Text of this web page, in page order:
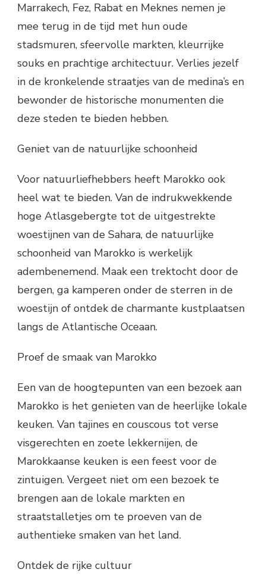
Marrakech, Fez, Rabat en Meknes nemen je
mee terug in de tijd met hun oude
stadsmuren, sfeervolle markten, kleurrijke
souks en prachtige architectuur. Verlies jezelf
in de kronkelende straatjes van de medina’s en
bewonder de historische monumenten die
deze steden te bieden hebben.
Geniet van de natuurlijke schoonheid
Voor natuurliefhebbers heeft Marokko ook
heel wat te bieden. Van de indrukwekkende
hoge Atlasgebergte tot de uitgestrekte
woestijnen van de Sahara, de natuurlijke
schoonheid van Marokko is werkelijk
adembenemend. Maak een trektocht door de
bergen, ga kamperen onder de sterren in de
woestijn of ontdek de charmante kustplaatsen
langs de Atlantische Oceaan.
Proef de smaak van Marokko
Een van de hoogtepunten van een bezoek aan
Marokko is het genieten van de heerlijke lokale
keuken. Van tajines en couscous tot verse
visgerechten en zoete lekkernijen, de
Marokkaanse keuken is een feest voor de
zintuigen. Vergeet niet om een bezoek te
brengen aan de lokale markten en
straatstalletjes om te proeven van de
authentieke smaken van het land.
Ontdek de rijke cultuur